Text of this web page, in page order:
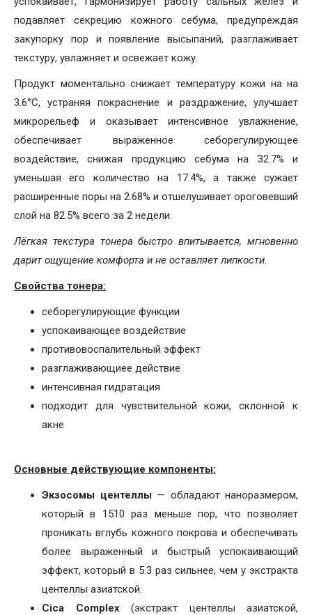
подавляет секрецию кожного себума, предупреждая
закупорку пор и появление высыпаний, разглаживает
текстуру, увлажняет и освежает кожу.
Продукт моментально снижает температуру кожи на на
3.6°C, устраняя покраснение и раздражение, улучшает
микрорельеф и оказывает интенсивное увлажнение,
обеспечивает выраженное себорегулирующее
воздействие, снижая продукцию себума на 32.7% и
уменьшая его количество на 17.4%, а также сужает
расширенные поры на 2.68% и отшелушивает ороговевший
слой на 82.5% всего за 2 недели.
Лёгкая текстура тонера быстро впитывается, мгновенно
дарит ощущение комфорта и не оставляет липкости.
Свойства тонера:
себорегулирующие функции
успокаивающее воздействие
противовоспалительный эффект
разглаживающиее действие
интенсивная гидратация
подходит для чувствительной кожи, склонной к
акне
Основные действующие компоненты:
Экзосомы центеллы— обладают наноразмером,
который в 1510 раз меньше пор, что позволяет
проникать вглубь кожного покрова и обеспечивать
более выраженный и быстрый успокаивающий
эффект, который в 5.3 раз сильнее, чем у экстракта
центеллы азиатской.
Cica Complex(экстракт центеллы азиатской,